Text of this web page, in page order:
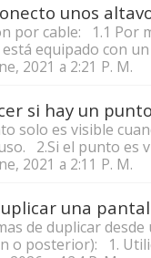
unos
por cable: 1.1 Por
equipado con
2021 a 2:21 P. M.
si hay un
solo es visible
2.Si el punto es
2021 a 2:11 P. M.
una
de duplicar
o posterior): 1.